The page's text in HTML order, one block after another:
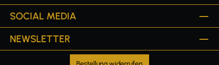
SOCIAL MEDIA
NEWSLETTER